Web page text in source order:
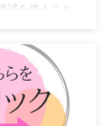
減を使うこと
得した場合、
万まで税金が
）されること
とえば １億６
相続税は、